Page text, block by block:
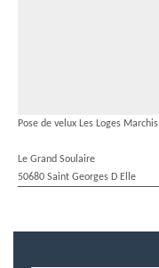
Pose de velux Les Loges Marchis
Le Grand Soulaire
50680 Saint Georges D Elle